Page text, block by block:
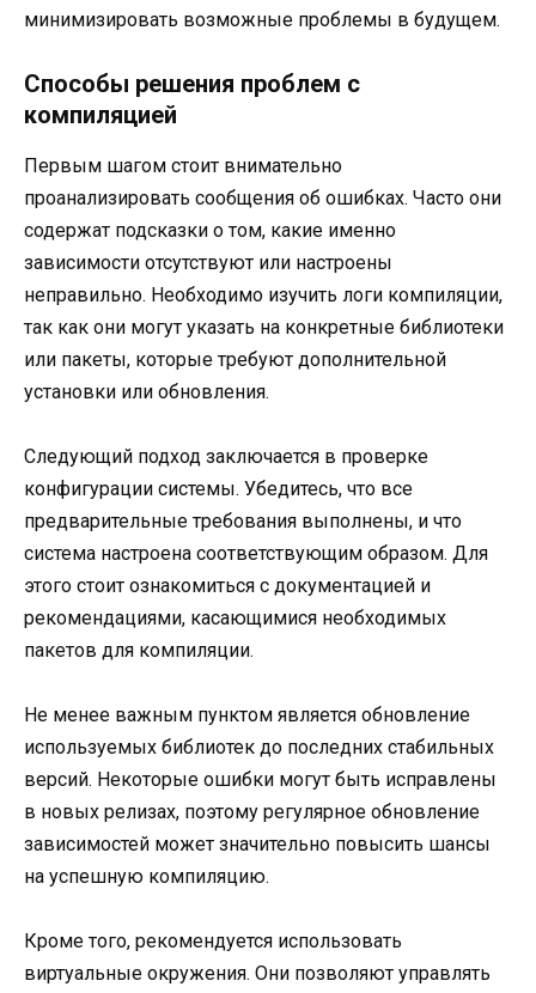
минимизировать возможные проблемы в будущем.
Способы решения проблем с
компиляцией
Первым шагом стоит внимательно
проанализировать сообщения об ошибках. Часто они
содержат подсказки о том, какие именно
зависимости отсутствуют или настроены
неправильно. Необходимо изучить логи компиляции,
так как они могут указать на конкретные библиотеки
или пакеты, которые требуют дополнительной
установки или обновления.
Следующий подход заключается в проверке
конфигурации системы. Убедитесь, что все
предварительные требования выполнены, и что
система настроена соответствующим образом. Для
этого стоит ознакомиться с документацией и
рекомендациями, касающимися необходимых
пакетов для компиляции.
Не менее важным пунктом является обновление
используемых библиотек до последних стабильных
версий. Некоторые ошибки могут быть исправлены
в новых релизах, поэтому регулярное обновление
зависимостей может значительно повысить шансы
на успешную компиляцию.
Кроме того, рекомендуется использовать
виртуальные окружения. Они позволяют управлять